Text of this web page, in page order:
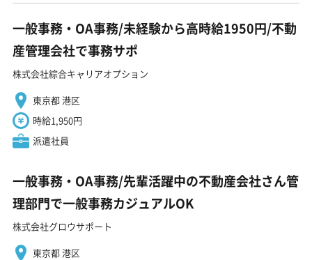
一般事務・OA事務/未経験から高時給1950円/不動
産管理会社で事務サポ
株式会社綜合キャリアオプション
東京都 港区
時給1,950円
派遣社員
一般事務・OA事務/先輩活躍中の不動産会社さん管
理部門で一般事務カジュアルOK
株式会社グロウサポート
東京都 港区